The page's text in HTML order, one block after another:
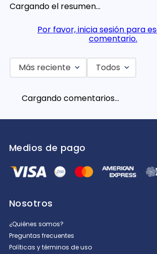
Cargando el resumen…
Por favor, inicia sesión para
comentario.
Más reciente Todos
Cargando comentarios…
Medios de pago
Nosotros
¿Quiénes somos?
Preguntas frecuentes
Políticas y términos de uso